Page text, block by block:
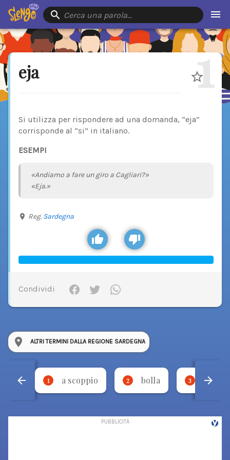
Cerca una parola…
eja 1
Si utilizza per rispondere ad una domanda, “eja”
corrisponde al “si” in italiano.
ESEMPI
«Andiamo a fare un giro a Cagliari?»
«Eja.»
Reg. Sardegna
Condividi
ALTRI TERMINI DALLA REGIONE SARDEGNA
1 a scoppio 2 bolla 3 udda